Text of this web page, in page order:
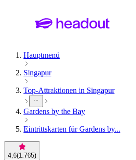
Hauptmenü
Singapur
Top-Attraktionen in Singapur
Gardens by the Bay
Eintrittskarten für Gardens by...
4,6(1.765)